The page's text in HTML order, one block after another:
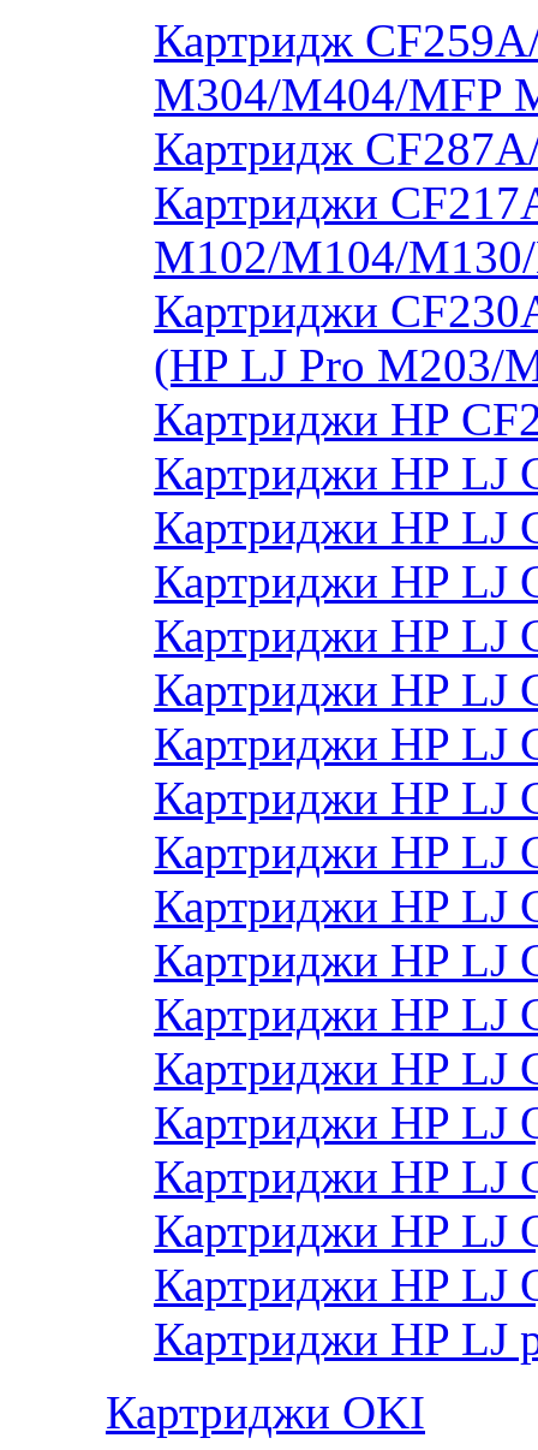
Картридж
M304/M404/MFP
Картридж
Картриджи
M102/M104/
Картриджи
(HP LJ Pro M203/
Картриджи HP
Картриджи HP LJ
Картриджи HP LJ
Картриджи HP LJ
Картриджи HP LJ
Картриджи HP LJ
Картриджи HP LJ
Картриджи HP LJ
Картриджи HP LJ
Картриджи HP LJ
Картриджи HP LJ
Картриджи HP LJ
Картриджи HP LJ
Картриджи HP LJ
Картриджи HP LJ
Картриджи HP LJ
Картриджи HP LJ
Картриджи HP LJ
Картриджи OKI